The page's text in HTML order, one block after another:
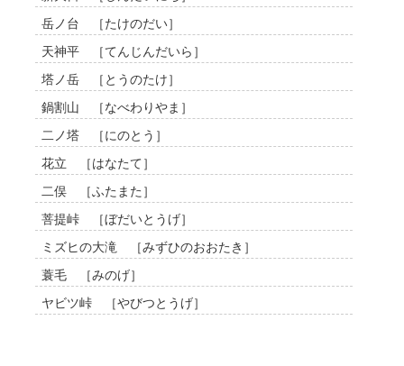
岳ノ台 ［たけのだい］
天神平 ［てんじんだいら］
塔ノ岳 ［とうのたけ］
鍋割山 ［なべわりやま］
二ノ塔 ［にのとう］
花立 ［はなたて］
二俣 ［ふたまた］
菩提峠 ［ぼだいとうげ］
ミズヒの大滝 ［みずひのおおたき］
蓑毛 ［みのげ］
ヤビツ峠 ［やびつとうげ］